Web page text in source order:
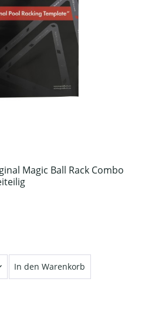
Magic Ball Rack Combo
In den Warenkorb